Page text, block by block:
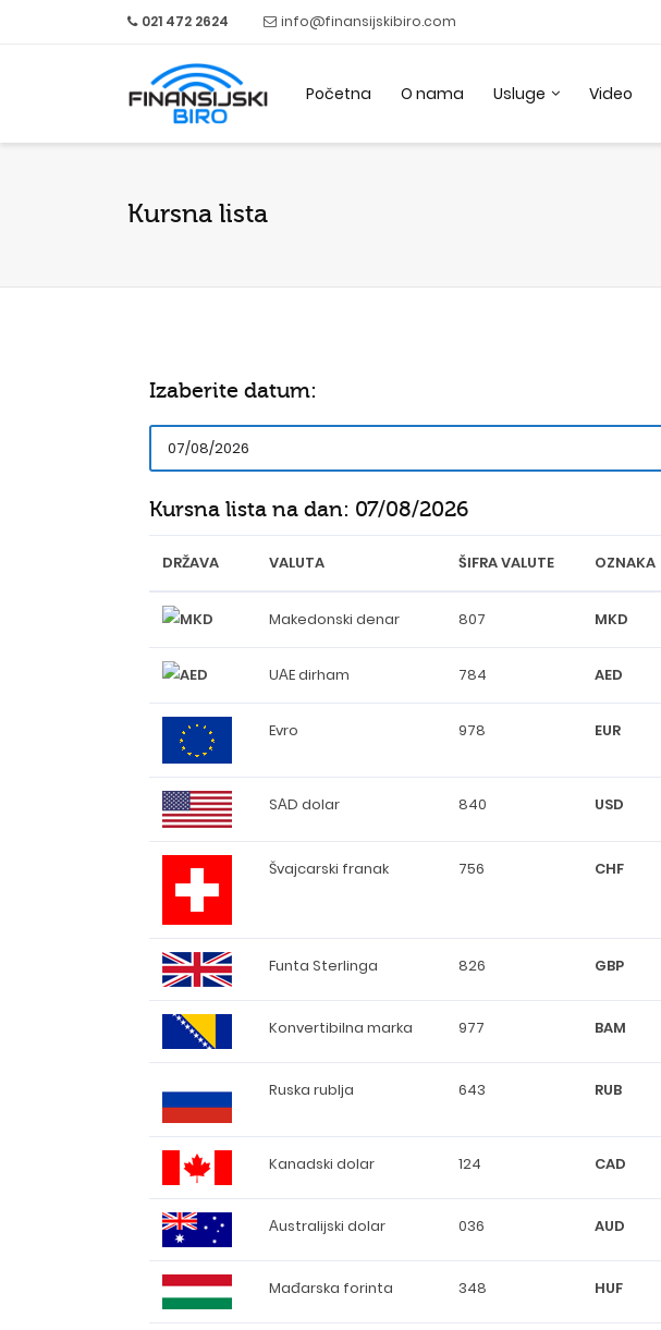
021 472 2624 info@finansijskibiro.com
Početna O nama Usluge Video
Kursna lista
Izaberite datum:
Kursna lista na dan: 07/08/2026
DRŽAVA VALUTA ŠIFRA VALUTE OZNAKA
Makedonski denar 807 MKD
UАE dirham 784 AED
Evro 978 EUR
SАD dolar 840 USD
Švajcarski franak 756 CHF
Funta Sterlinga 826 GBP
Konvertibilna marka 977 BAM
Ruska rublja 643 RUB
Kanadski dolar 124 CAD
Аustralijski dolar 036 AUD
Mađarska forinta 348 HUF